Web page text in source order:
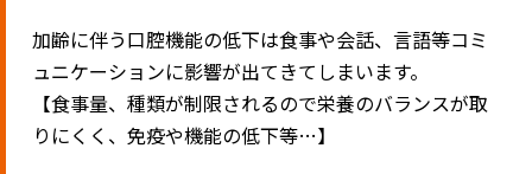
加齢に伴う口腔機能の低下は食事や会話、言語等コミ
ュニケーションに影響が出てきてしまいます。
【食事量、種類が制限されるので栄養のバランスが取
りにくく、免疫や機能の低下等…】